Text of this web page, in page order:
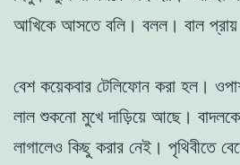
আখিকে আসতে বলি। বলল। বাল প্রায়
বেশ কয়েকবার টেলিফোন করা হল।
লালশুকনাে মুখেদাড়িয়ে আছে। বাদলকে
লাগালেও কিছু করার নেই । পৃথিবীতে